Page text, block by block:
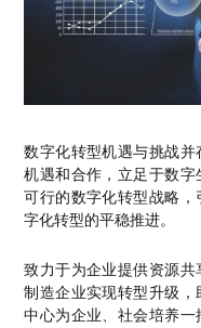
数字化转型机遇与挑战
机遇和合作，立足于数
可行的数字化转型战略
字化转型的平稳推进。
致力于为企业提供资源
制造企业实现转型升级，
中心为企业、社会培养